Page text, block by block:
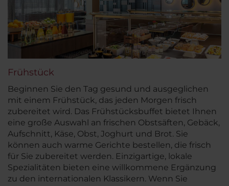
Frühstück
Beginnen Sie den Tag gesund und ausgeglichen
mit einem Frühstück, das jeden Morgen frisch
zubereitet wird. Das Frühstücksbuffet bietet Ihnen
eine große Auswahl an frischen Obstsäften, Gebäck,
Aufschnitt, Käse, Obst, Joghurt und Brot. Sie
können auch warme Gerichte bestellen, die frisch
für Sie zubereitet werden. Einzigartige, lokale
Spezialitäten bieten eine willkommene Ergänzung
zu den internationalen Klassikern. Wenn Sie